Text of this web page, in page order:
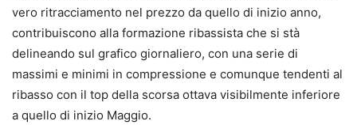
vero ritracciamento nel prezzo da quello di inizio anno,
contribuiscono alla formazione ribassista che si stà
delineando sul grafico giornaliero, con una serie di
massimi e minimi in compressione e comunque tendenti al
ribasso con il top della scorsa ottava visibilmente inferiore
a quello di inizio Maggio.